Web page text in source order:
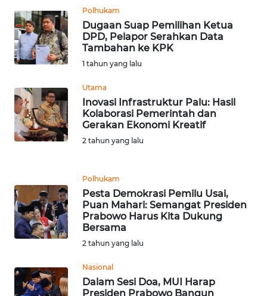
Polhukam
Dugaan Suap Pemilihan Ketua
DPD, Pelapor Serahkan Data
Tambahan ke KPK
1 tahun yang lalu
Utama
Inovasi Infrastruktur Palu: Hasil
Kolaborasi Pemerintah dan
Gerakan Ekonomi Kreatif
2 tahun yang lalu
Polhukam
Pesta Demokrasi Pemilu Usai,
Puan Mahari: Semangat Presiden
Prabowo Harus Kita Dukung
Bersama
2 tahun yang lalu
Nasional
Dalam Sesi Doa, MUI Harap
Presiden Prabowo Bangun
WN
BANTEN
NTT
WN
KEPRI
PAPUA
WN
PAPUA
BARAT
WN
RIAU